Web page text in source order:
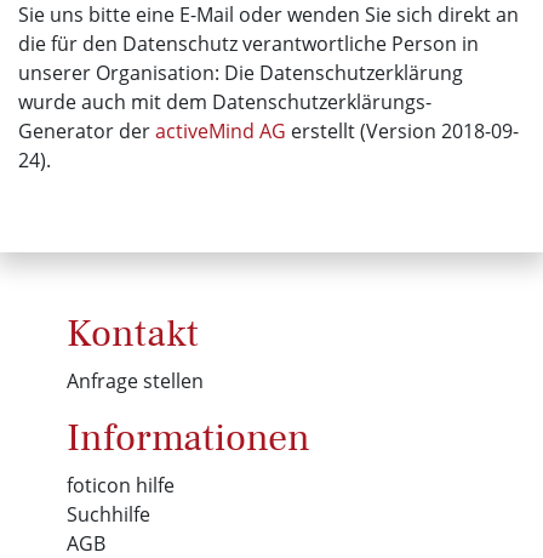
Sie uns bitte eine E-Mail oder wenden Sie sich direkt an
die für den Datenschutz verantwortliche Person in
unserer Organisation: Die Datenschutzerklärung
wurde auch mit dem Datenschutzerklärungs-
Generator deractiveMind AG erstellt (Version 2018-09-
24).
Kontakt
Anfrage stellen
Informationen
foticon hilfe
Suchhilfe
AGB